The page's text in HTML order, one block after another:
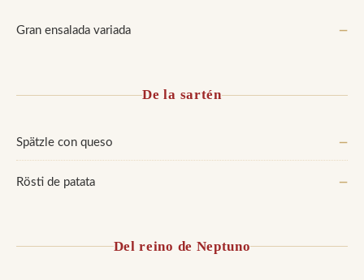
Gran ensalada variada —
De la sartén
Spätzle con queso —
Rösti de patata —
Del reino de Neptuno